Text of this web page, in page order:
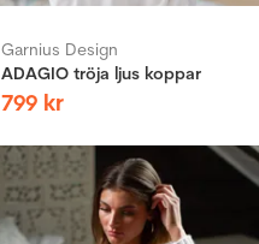
Garnius Design
ADAGIO tröja ljus koppar
799 kr